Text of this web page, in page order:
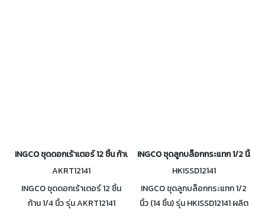
INGCO ชุดดอกเร้าเตอร์ 12 ชิ้น ก้าน 1/4 นิ้ว รุ่น AKRT12141
AKRT12141
INGCO ชุดดอกเร้าเตอร์ 12 ชิ้น
ก้าน 1/4 นิ้ว รุ่น AKRT12141
INGCO ชุดลูกบล็อกกระแทก 1/2 นิ้ว (14
HKISSD12141
INGCO ชุดลูกบล็อกกระแทก 1/2
นิ้ว (14 ชิ้น) รุ่น HKISSD12141 ผลิต